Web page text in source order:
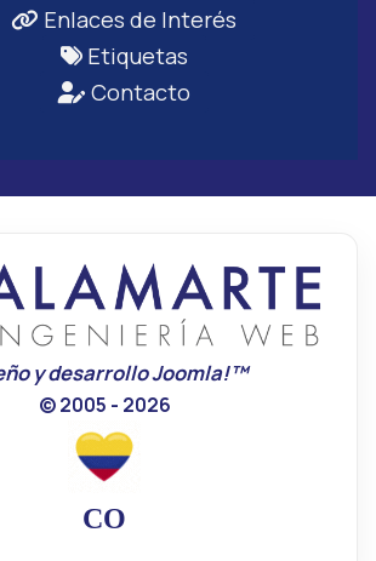
Enlaces de Interés
Etiquetas
Contacto
y desarrollo Joomla!™
© 2005 - 2026
CO